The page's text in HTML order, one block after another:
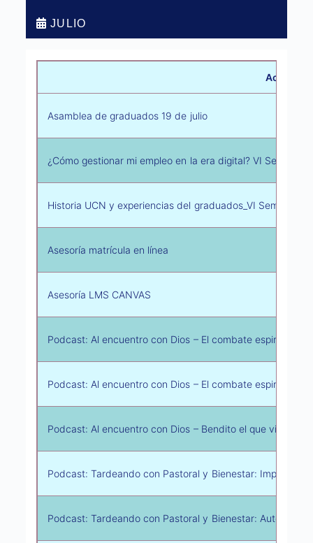
JULIO
Actividad
Asamblea de graduados 19 de julio
¿Cómo gestionar mi empleo en la era digital? VI Semana
Historia UCN y experiencias del graduados_VI Semana
Asesoría matrícula en línea
Asesoría LMS CANVAS
Podcast: Al encuentro con Dios – El combate espiritual
Podcast: Al encuentro con Dios – El combate espiritual
Podcast: Al encuentro con Dios – Bendito el que viene en
Podcast: Tardeando con Pastoral y Bienestar:
Podcast: Tardeando con Pastoral y Bienestar: